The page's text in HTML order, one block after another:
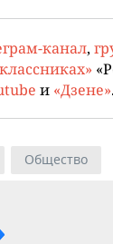
канал,
и «Дзене».
Общество